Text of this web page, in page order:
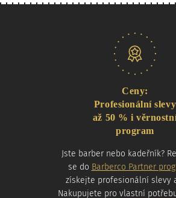
Ceny:
Profesionální slevy
až 50 % i
program
Jste barber nebo kadeřník?
se do Barberco Partner
získejte profesionální slevy
Nakupujete pro vlastní